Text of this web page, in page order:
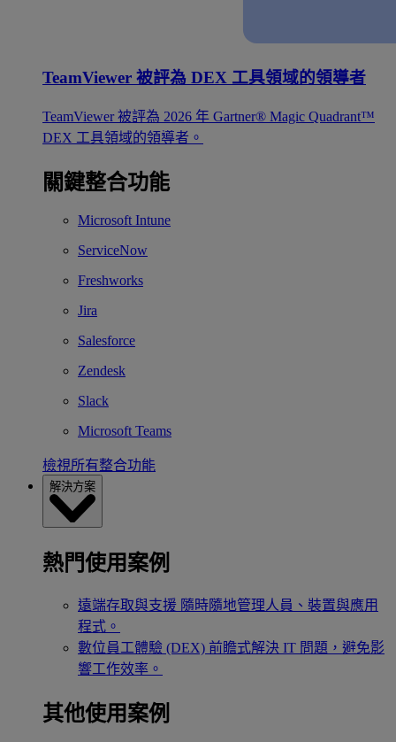
TeamViewer 被評為 DEX 工具領域的領導者
TeamViewer 被評為 2026 年 Gartner® Magic Quadrant™
DEX 工具領域的領導者。
關鍵整合功能
Microsoft Intune
ServiceNow
Freshworks
Jira
Salesforce
Zendesk
Slack
Microsoft Teams
檢視所有整合功能
解決方案
熱門使用案例
遠端存取與支援 隨時隨地管理人員、裝置與應用
程式。
數位員工體驗 (DEX) 前瞻式解決 IT 問題，避免影
響工作效率。
其他使用案例